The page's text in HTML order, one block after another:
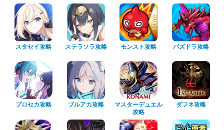
スタセイ攻略 ステラソラ攻略 モンスト攻略 パズドラ攻略
プロセカ攻略 ブルアカ攻略
マスターデュエル
攻略
ダフネ攻略